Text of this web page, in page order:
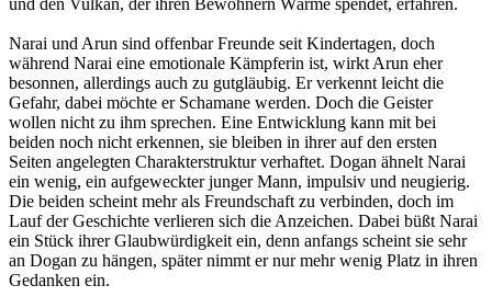
Narai und Arun sind offenbar Freunde seit Kindertagen, doch
während Narai eine emotionale Kämpferin ist, wirkt Arun eher
besonnen, allerdings auch zu gutgläubig. Er verkennt leicht die
Gefahr, dabei möchte er Schamane werden. Doch die Geister
wollen nicht zu ihm sprechen. Eine Entwicklung kann mit bei
beiden noch nicht erkennen, sie bleiben in ihrer auf den ersten
Seiten angelegten Charakterstruktur verhaftet. Dogan ähnelt Narai
ein wenig, ein aufgeweckter junger Mann, impulsiv und neugierig.
Die beiden scheint mehr als Freundschaft zu verbinden, doch im
Lauf der Geschichte verlieren sich die Anzeichen. Dabei büßt Narai
ein Stück ihrer Glaubwürdigkeit ein, denn anfangs scheint sie sehr
an Dogan zu hängen, später nimmt er nur mehr wenig Platz in ihren
Gedanken ein.